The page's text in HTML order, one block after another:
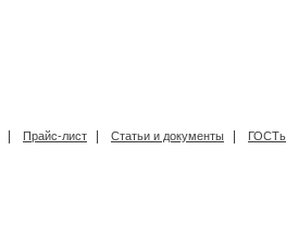
| Прайс-лист | Статьи и документы |